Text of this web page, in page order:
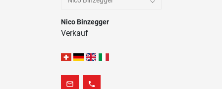
Nico Binzegger
Verkauf
mail_outline phone